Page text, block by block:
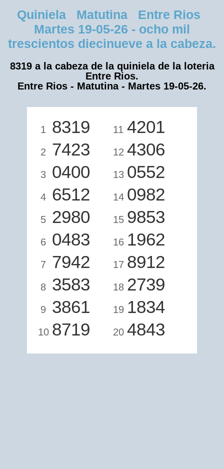
Quiniela Matutina Entre Rios
Martes 19-05-26 - ocho mil
trescientos diecinueve a la cabeza.
8319 a la cabeza de la quiniela de la loteria
Entre Rios.
Entre Rios - Matutina - Martes 19-05-26.
1 8319
2 7423
3 0400
4 6512
5 2980
6 0483
7 7942
8 3583
9 3861
10 8719
11 4201
12 4306
13 0552
14 0982
15 9853
16 1962
17 8912
18 2739
19 1834
20 4843